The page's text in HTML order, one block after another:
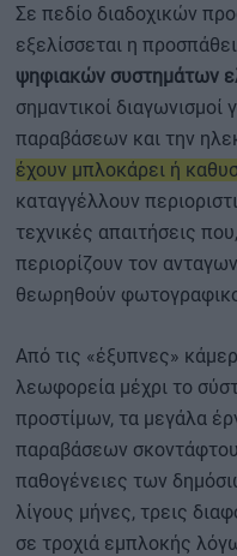
Σε πεδίο διαδοχικών
εξελίσσεται η
ψηφιακών συστημάτων
σημαντικοί
παραβάσεων και την
έχουν μπλοκάρει ή
καταγγέλλουν
τεχνικές απαιτήσεις
περιορίζουν τον
θεωρηθούν
Από τις «έξυπνες»
λεωφορεία μέχρι το
προστίμων, τα μεγάλα
παραβάσεων
παθογένειες των
λίγους μήνες, τρεις
σε τροχιά εμπλοκής